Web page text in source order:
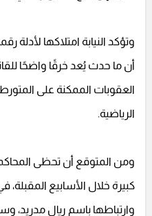
وتؤكد النيابة امتلاكها لأدلة
أن ما حدث يُعد خرقًا واضحًا
العقوبات الممكنة على
الرياضية.
ومن المتوقع أن تحظى
كبيرة خلال الأسابيع
وارتباطها باسم ريال